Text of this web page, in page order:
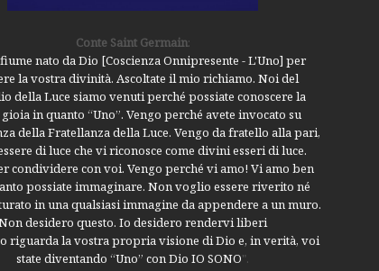
Conte Saint Germain:
nato da Dio [Coscienza Onnipresente - L'Uno] per
la vostra divinità. Ascoltate il mio richiamo. Noi del
della Luce siamo venuti perché possiate conoscere la
in quanto “Uno”. Vengo perché avete invocato su
della Fratellanza della Luce. Vengo da fratello alla pari,
di luce che vi riconosce come divini esseri di luce.
condividere con voi. Vengo perché vi amo! Vi amo ben
possiate immaginare. Non voglio essere riverito né
in una qualsiasi immagine da appendere a un muro.
desidero questo. Io desidero rendervi liberi
riguarda la vostra propria visione di Dio e, in verità, voi
state diventando “Uno” con Dio IO SONO".